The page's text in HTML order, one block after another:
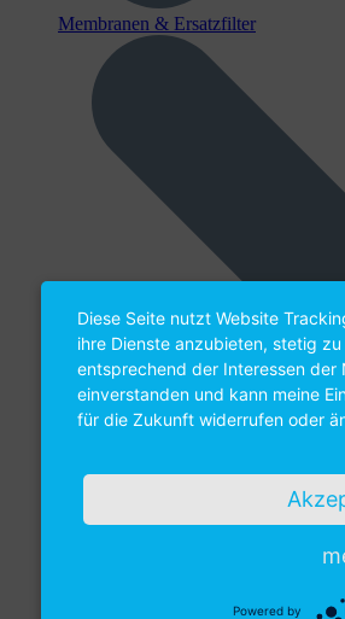
Membranen & Ersatzfilter
Diese Seite nutzt Website
ihre Dienste anzubieten, stetig
entsprechend der Interessen
einverstanden und kann meine
für die Zukunft widerrufen oder
Powered by